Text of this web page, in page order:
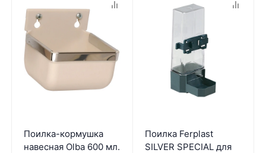
Поилка-кормушка
навесная Olba 600 мл.
Поилка Ferplast
SILVER SPECIAL для